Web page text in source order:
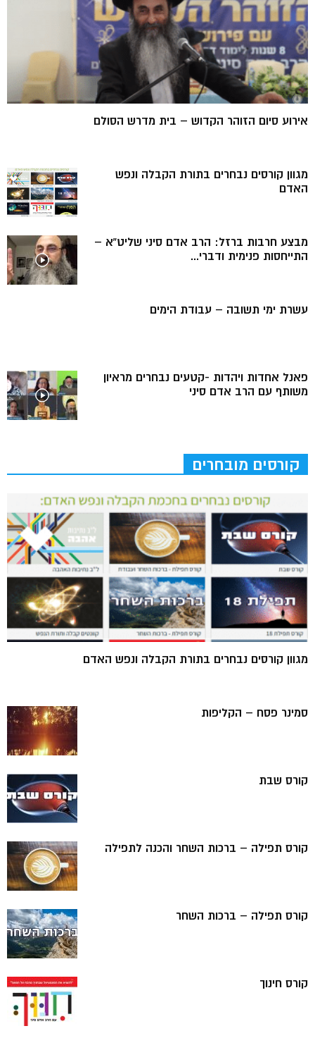
אירוע סיום הזוהר הקדוש – בית מדרש הסולם
מגוון קורסים נבחרים בתורת הקבלה ונפש
האדם
מבצע חרבות ברזל: הרב אדם סיני שליט”א –
התייחסות פנימית ודברי...
עשרת ימי תשובה – עבודת הימים
פאנל אחדות ויהדות -קטעים נבחרים מראיון
משותף עם הרב אדם סיני
קורסים מובחרים
מגוון קורסים נבחרים בתורת הקבלה ונפש האדם
סמינר פסח – הקליפות
קורס שבת
קורס תפילה – ברכות השחר והכנה לתפילה
קורס תפילה – ברכות השחר
קורס חינוך